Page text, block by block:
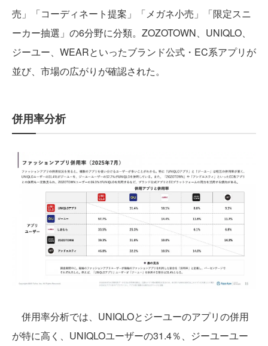
売」「コーディネート提案」「メガネ小売」「限定スニ
ーカー抽選」の6分野に分類。ZOZOTOWN、UNIQLO、
ジーユー、WEARといったブランド公式・EC系アプリが
並び、市場の広がりが確認された。
併用率分析
併用率分析では、UNIQLOとジーユーのアプリの併用
が特に高く、UNIQLOユーザーの31.4％、ジーユーユー